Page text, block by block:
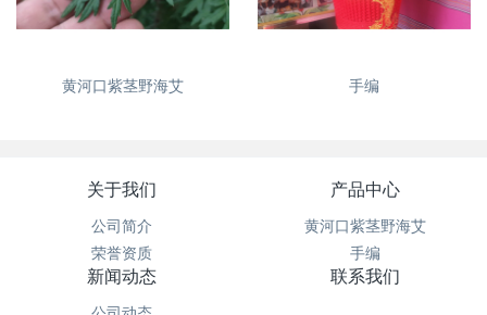
黄河口紫茎野海艾 手编
关于我们
公司简介
荣誉资质
产品中心
黄河口紫茎野海艾
手编
新闻动态 联系我们